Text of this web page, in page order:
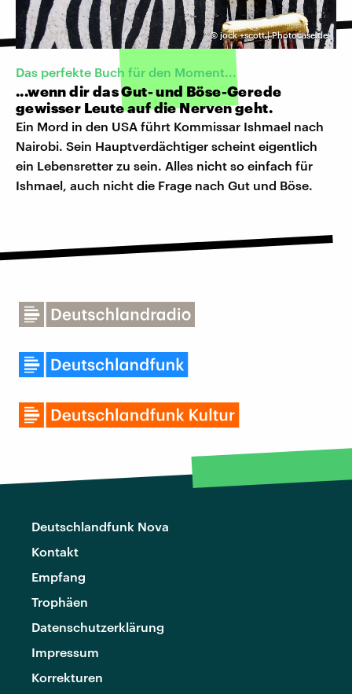
© jock +scott | Photocase.de
Das perfekte Buch für den Moment...
...wenn dir das Gut- und Böse-Gerede
gewisser Leute auf die Nerven geht.
Ein Mord in den USA führt Kommissar Ishmael nach
Nairobi. Sein Hauptverdächtiger scheint eigentlich
ein Lebensretter zu sein. Alles nicht so einfach für
Ishmael, auch nicht die Frage nach Gut und Böse.
Deutschlandfunk Nova
Kontakt
Empfang
Trophäen
Datenschutzerklärung
Impressum
Korrekturen